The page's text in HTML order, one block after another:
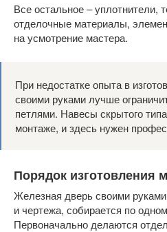
Все остальное – уплотнители,
отделочные материалы,
на усмотрение мастера.
При недостатке опыта в
своими руками лучше
петлями. Навесы скрытого
монтаже, и здесь нужен
Порядок изготовления
Железная дверь своими
и чертежа, собирается по
Первоначально делаются